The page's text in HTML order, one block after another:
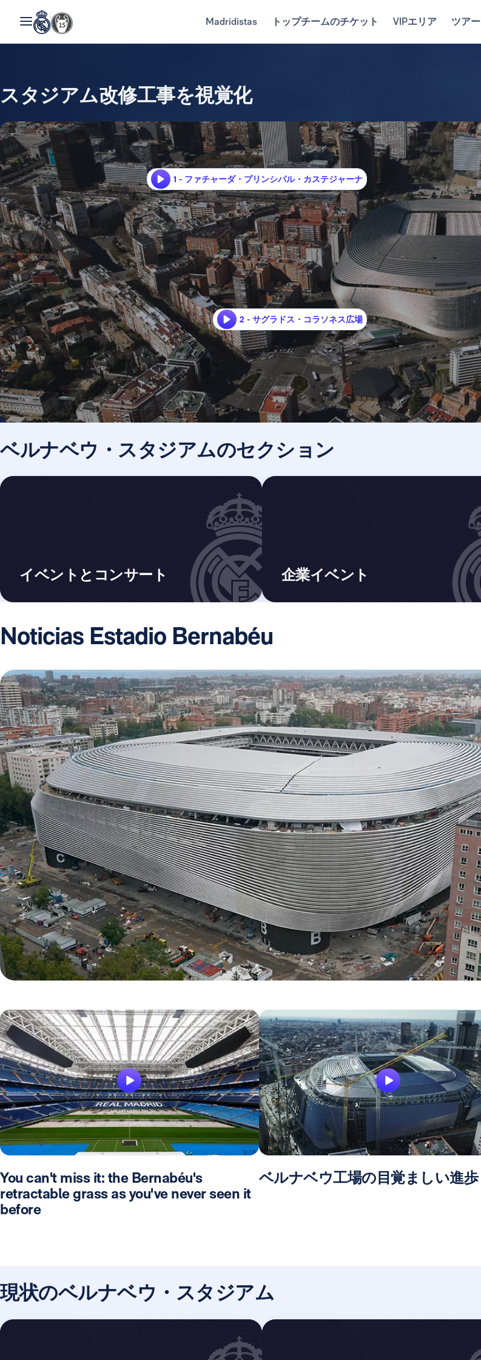
Madridistas トップチームのチケット VIPエリア ツアー
スタジアム改修工事を視覚化
1 - ファチャーダ・プリンシパル・カステジャーナ
2 - サグラドス・コラソネス広場
ベルナベウ・スタジアムのセクション
イベントとコンサート 企業イベント
Noticias Estadio Bernabéu
You can't miss it: the Bernabéu's
retractable grass as you've never seen it
before
ベルナベウ工場の目覚ましい進歩
現状のベルナベウ・スタジアム